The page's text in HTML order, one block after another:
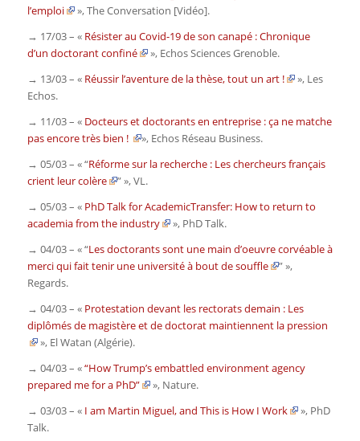
l’emploi
»,The Conversation [Vidéo].
→ 17/03 – « Résister au Covid-19 de son canapé : Chronique
d’un doctorant confiné
», Echos Sciences Grenoble.
→ 13/03 – « Réussir l’aventure de la thèse, tout un art ! », Les
Echos.
→ 11/03 – « Docteurs et doctorants en entreprise : ça ne matche
pas encore très bien !
», Echos Réseau Business.
→ 05/03 – « “Réforme sur la recherche : Les chercheurs français
crient leur colère
” »,VL.
→ 05/03 – « PhD Talk for AcademicTransfer: How to return to
academia from the industry
», PhD Talk.
→ 04/03 – « “Les doctorants sont une main d’oeuvre corvéable à
merci qui fait tenir une université à bout de souffle
” »,
Regards.
→ 04/03 – « Protestation devant les rectorats demain : Les
diplômés de magistère et de doctorat maintiennent la pression
», El Watan(Algérie).
→ 04/03 – «“How Trump’s embattled environment agency
prepared me for a PhD”
», Nature.
→ 03/03 – « I am Martin Miguel, and This is How I Work », PhD
Talk.